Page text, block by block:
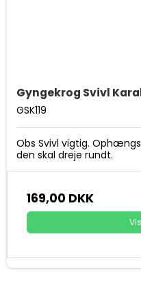
Gyngekrog Svivl
GSK119
Obs Svivl vigtig.
den skal dreje rundt.
169,00 DKK